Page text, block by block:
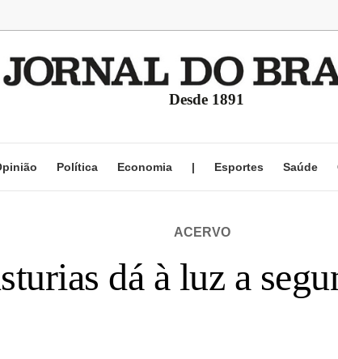
Desde 1891
Política Economia | Esportes Saúde
ACERVO
dá à luz a